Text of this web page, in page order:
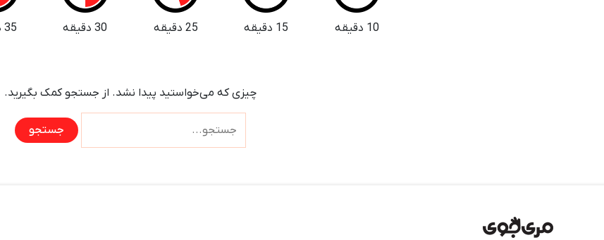
10 دقیقه 15 دقیقه 25 دقیقه 30 دقیقه 35 دقیقه
چیزی که می‌خواستید پیدا نشد. از جستجو کمک بگیرید.